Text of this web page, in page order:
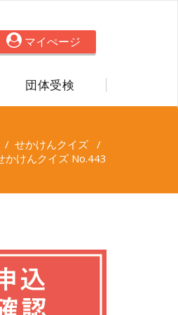
マイぺージ
団体受検
/ せかけんクイズ /
かけんクイズ No.443